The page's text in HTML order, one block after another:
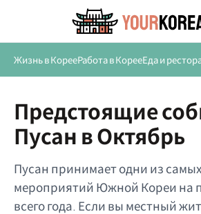
Жизнь в КорееРабота в КорееЕда и
Предстоящие
Пусан в Октябрь
Пусан принимает одни из
мероприятий Южной Кореи на
всего года. Если вы местный